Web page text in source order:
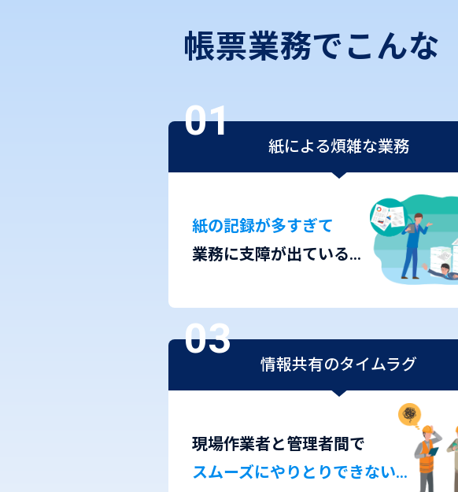
帳票業務でこんな
紙による煩雑な業務
紙の記録が多すぎて
業務に支障が出ている…
情報共有のタイムラグ
現場作業者と管理者間で
スムーズにやりとりできない…